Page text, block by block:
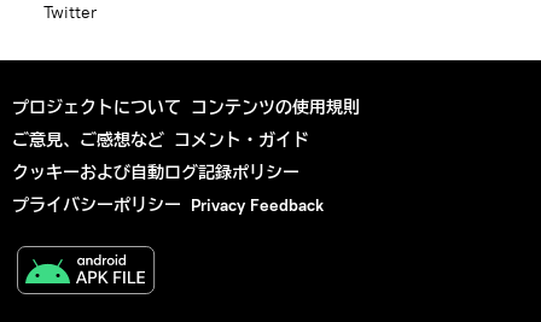
Twitter
プロジェクトについて コンテンツの使用規則
ご意見、ご感想など コメント・ガイド
クッキーおよび自動ログ記録ポリシー
プライバシーポリシー Privacy Feedback